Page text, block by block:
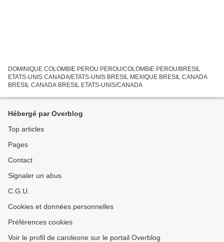
DOMINIQUE COLOMBIE PEROU PEROU/COLOMBIE PEROU/BRESIL
ETATS-UNIS CANADA/ETATS-UNIS BRESIL MEXIQUE BRESIL CANADA
BRESIL CANADA BRESIL ETATS-UNIS/CANADA
Hébergé par Overblog
Top articles
Pages
Contact
Signaler un abus
C.G.U.
Cookies et données personnelles
Préférences cookies
Voir le profil de caroleone sur le portail Overblog